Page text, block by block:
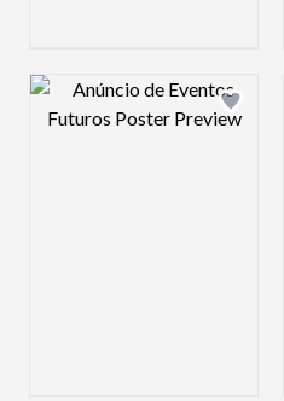
Design preview